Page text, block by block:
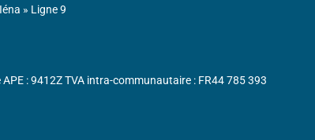
» Ligne 9
APE : 9412Z TVA intra-communautaire : FR44 785 393